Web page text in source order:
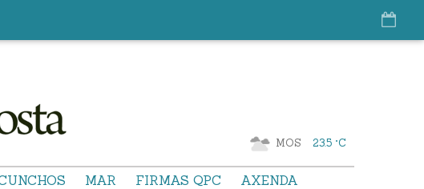
MOS 23.5 °C
MAR FIRMAS QPC AXENDA